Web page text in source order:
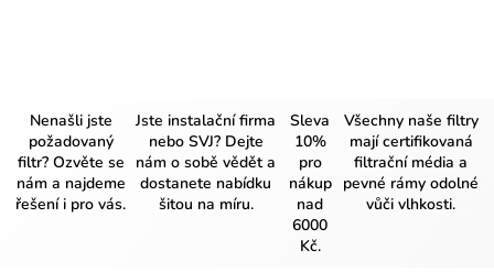
Nenašli jste
požadovaný
filtr? Ozvěte se
nám a najdeme
řešení i pro vás.
Jste instalační firma
nebo SVJ? Dejte
nám o sobě vědět a
dostanete nabídku
šitou na míru.
Sleva
10%
pro
nákup
nad
6000
Kč.
Všechny naše filtry
mají certifikovaná
filtrační média a
pevné rámy odolné
vůči vlhkosti.